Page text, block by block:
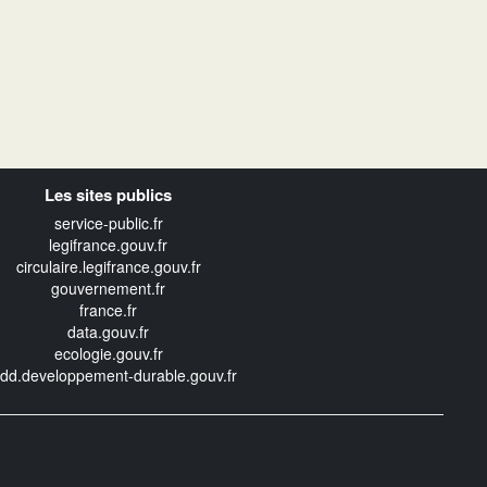
Les sites publics
service-public.fr
legifrance.gouv.fr
circulaire.legifrance.gouv.fr
gouvernement.fr
france.fr
data.gouv.fr
ecologie.gouv.fr
durable.gouv.fr